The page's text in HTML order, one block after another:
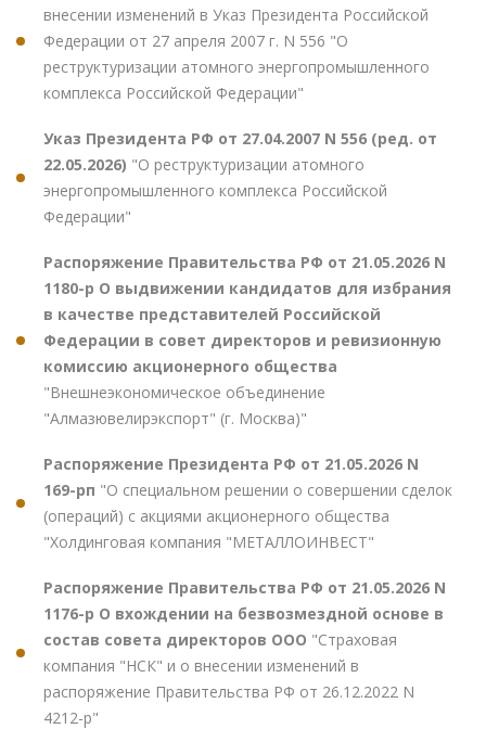
внесении изменений в Указ Президента Российской
Федерации от 27 апреля 2007 г. N 556 "О
реструктуризации атомного энергопромышленного
комплекса Российской Федерации"
Указ Президента РФ от 27.04.2007 N 556 (ред. от
22.05.2026) "О реструктуризации атомного
энергопромышленного комплекса Российской
Федерации"
Распоряжение Правительства РФ от 21.05.2026 N
1180-р О выдвижении кандидатов для избрания
в качестве представителей Российской
Федерации в совет директоров и ревизионную
комиссию акционерного общества
"Внешнеэкономическое объединение
"Алмазювелирэкспорт" (г. Москва)"
Распоряжение Президента РФ от 21.05.2026 N
169-рп "О специальном решении о совершении сделок
(операций) с акциями акционерного общества
"Холдинговая компания "МЕТАЛЛОИНВЕСТ"
Распоряжение Правительства РФ от 21.05.2026 N
1176-р О вхождении на безвозмездной основе в
состав совета директоров ООО "Страховая
компания "НСК" и о внесении изменений в
распоряжение Правительства РФ от 26.12.2022 N
4212-р"